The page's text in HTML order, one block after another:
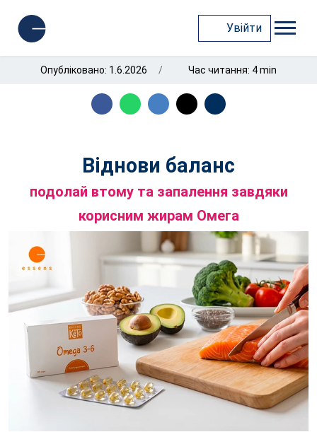
Увійти
Опубліковано: 1.6.2026 Час читання: 4 min
Віднови баланс
подолай втому та запалення завдяки
корисним жирам Омега